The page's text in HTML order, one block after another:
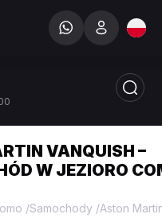
VANQUISH –
W JEZIORO
/Samochody /Aston